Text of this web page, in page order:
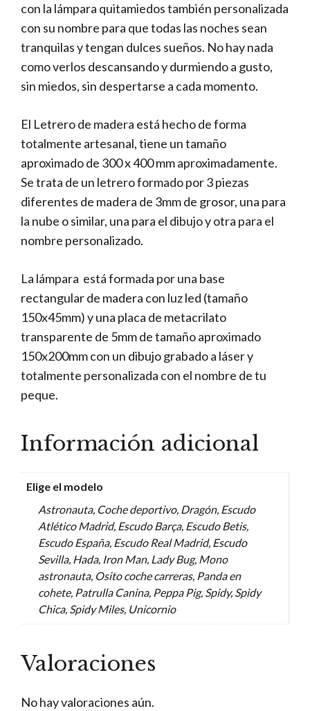
con la lámpara quitamiedos también personalizada
con su nombre para que todas las noches sean
tranquilas y tengan dulces sueños. No hay nada
como verlos descansando y durmiendo a gusto,
sin miedos, sin despertarse a cada momento.
El Letrero de madera está hecho de forma
totalmente artesanal, tiene un tamaño
aproximado de 300 x 400 mm aproximadamente.
Se trata de un letrero formado por 3 piezas
diferentes de madera de 3mm de grosor, una para
la nube o similar, una para el dibujo y otra para el
nombre personalizado.
La lámpara está formada por una base
rectangular de madera con luz led (tamaño
150x45mm) y una placa de metacrilato
transparente de 5mm de tamaño aproximado
150x200mm con un dibujo grabado a láser y
totalmente personalizada con el nombre de tu
peque.
Información adicional
Elige el modelo
Astronauta, Coche deportivo, Dragón, Escudo
Atlético Madrid, Escudo Barça, Escudo Betis,
Escudo España, Escudo Real Madrid, Escudo
Sevilla, Hada, Iron Man, Lady Bug, Mono
astronauta, Osito coche carreras, Panda en
cohete, Patrulla Canina, Peppa Pig, Spidy, Spidy
Chica, Spidy Miles, Unicornio
Valoraciones
No hay valoraciones aún.